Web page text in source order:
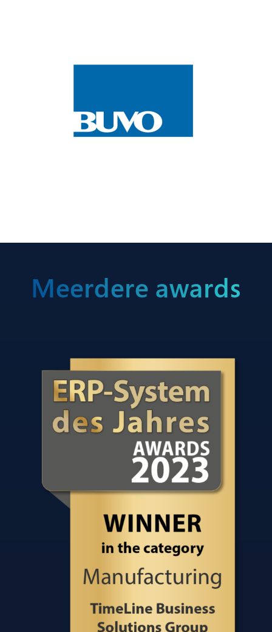
Meerdere awards